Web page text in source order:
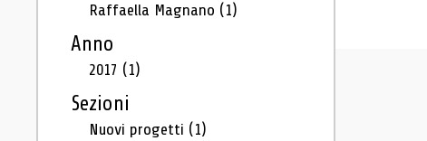
Raffaella Magnano (1)
Anno
2017 (1)
Sezioni
Nuovi progetti (1)